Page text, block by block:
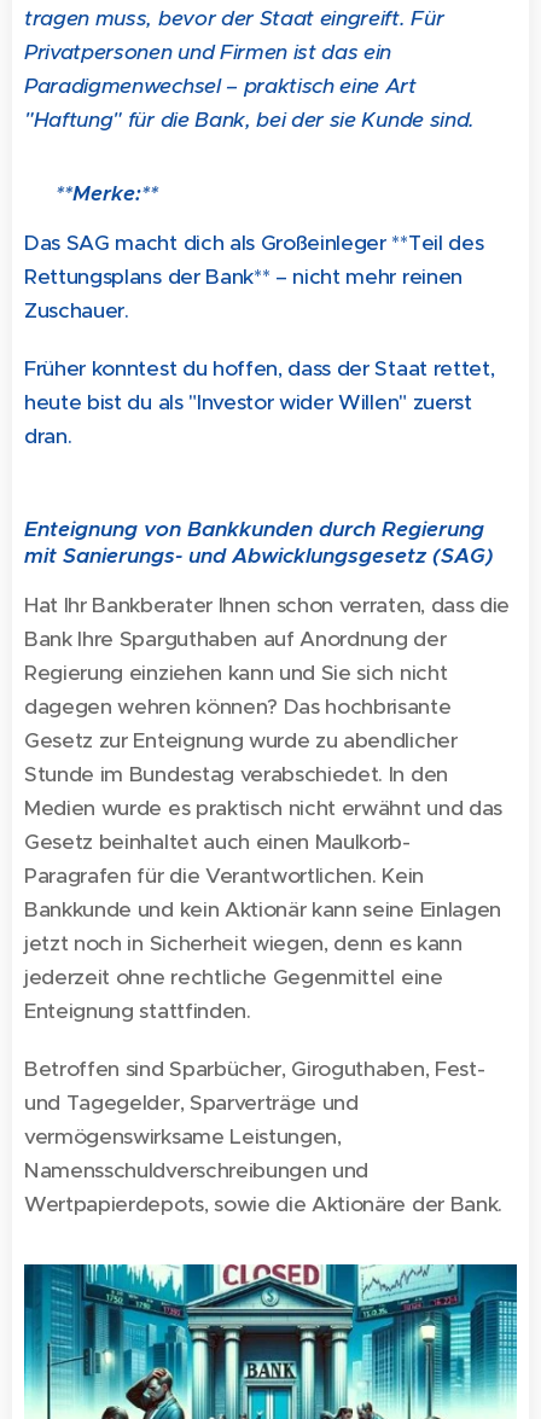
tragen muss, bevor der Staat eingreift. Für
Privatpersonen und Firmen ist das ein
Paradigmenwechsel – praktisch eine Art
"Haftung" für die Bank, bei der sie Kunde sind.
💡 **Merke:**
Das SAG macht dich als Großeinleger **Teil des
Rettungsplans der Bank** – nicht mehr reinen
Zuschauer.
Früher konntest du hoffen, dass der Staat rettet,
heute bist du als "Investor wider Willen" zuerst
dran.
Enteignung von Bankkunden durch Regierung
mit Sanierungs- und Abwicklungsgesetz (SAG)
Hat Ihr Bankberater Ihnen schon verraten, dass die
Bank Ihre Sparguthaben auf Anordnung der
Regierung einziehen kann und Sie sich nicht
dagegen wehren können? Das hochbrisante
Gesetz zur Enteignung wurde zu abendlicher
Stunde im Bundestag verabschiedet. In den
Medien wurde es praktisch nicht erwähnt und das
Gesetz beinhaltet auch einen Maulkorb-
Paragrafen für die Verantwortlichen. Kein
Bankkunde und kein Aktionär kann seine Einlagen
jetzt noch in Sicherheit wiegen, denn es kann
jederzeit ohne rechtliche Gegenmittel eine
Enteignung stattfinden.
Betroffen sind Sparbücher, Giroguthaben, Fest-
und Tagegelder, Sparverträge und
vermögenswirksame Leistungen,
Namensschuldverschreibungen und
Wertpapierdepots, sowie die Aktionäre der Bank.